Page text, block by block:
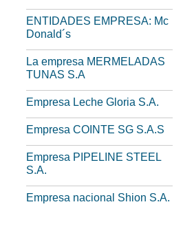
ENTIDADES EMPRESA: Mc
Donald´s
La empresa MERMELADAS
TUNAS S.A
Empresa Leche Gloria S.A.
Empresa COINTE SG S.A.S
Empresa PIPELINE STEEL
S.A.
Empresa nacional Shion S.A.